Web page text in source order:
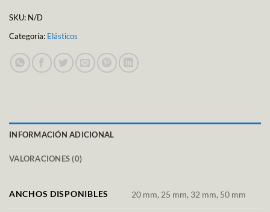
SKU: N/D
Categoría: Elásticos
INFORMACIÓN ADICIONAL
VALORACIONES (0)
ANCHOS DISPONIBLES 20 mm, 25 mm, 32 mm, 50 mm